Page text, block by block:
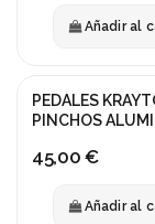
Añadir al
PEDALES
PINCHOS
45,00 €
Añadir al